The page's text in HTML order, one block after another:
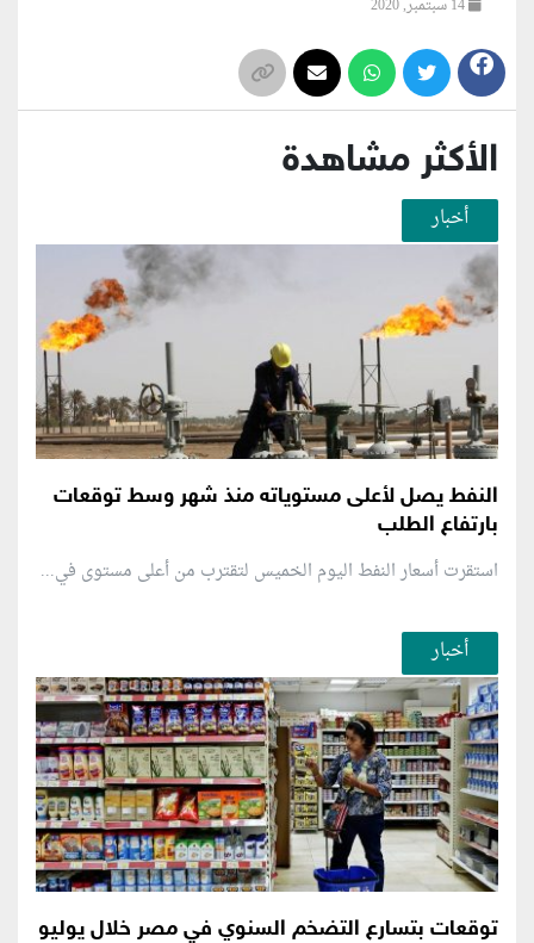
الأكثر مشاهدة
أخبار
النفط يصل لأعلى مستوياته منذ شهر وسط توقعات
بارتفاع الطلب
استقرت أسعار النفط اليوم الخميس لتقترب من أعلى مستوى في...
أخبار
توقعات بتسارع التضخم السنوي في مصر خلال يوليو